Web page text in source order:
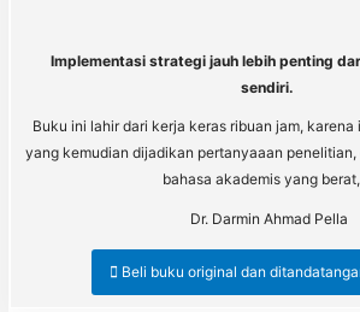
Implementasi strategi jauh lebih penting
sendiri.
Buku ini lahir dari kerja keras ribuan jam, karena
yang kemudian dijadikan pertanyaaan
bahasa akademis yang
Dr. Darmin Ahmad Pella
Beli buku original dan